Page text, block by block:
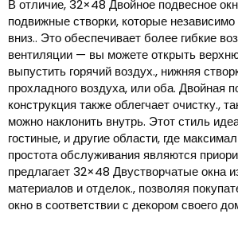
В отличие, 32×48 Двойное подвесное
подвижные створки, которые
вниз.. Это обеспечивает более гибкие
вентиляции — вы можете открыть
выпустить горячий воздух., нижняя
прохладного воздуха, или оба. Двойная
конструкция также облегчает очистку.,
можно наклонить внутрь. Этот стиль
гостиные, и другие области, где
простота обслуживания являются
предлагает 32×48 Двустворчатые окна
материалов и отделок., позволяя
окно в соответствии с декором своего